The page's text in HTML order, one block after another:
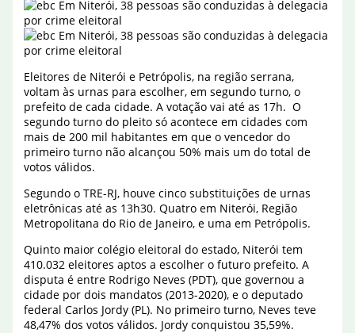
Eleitores de Niterói e Petrópolis, na região serrana,
voltam às urnas para escolher, em segundo turno, o
prefeito de cada cidade. A votação vai até as 17h. O
segundo turno do pleito só acontece em cidades com
mais de 200 mil habitantes em que o vencedor do
primeiro turno não alcançou 50% mais um do total de
votos válidos.
Segundo o TRE-RJ, houve cinco substituições de urnas
eletrônicas até as 13h30. Quatro em Niterói, Região
Metropolitana do Rio de Janeiro, e uma em Petrópolis.
Quinto maior colégio eleitoral do estado, Niterói tem
410.032 eleitores aptos a escolher o futuro prefeito. A
disputa é entre Rodrigo Neves (PDT), que governou a
cidade por dois mandatos (2013-2020), e o deputado
federal Carlos Jordy (PL). No primeiro turno, Neves teve
48,47% dos votos válidos. Jordy conquistou 35,59%.